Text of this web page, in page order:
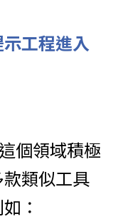
工程進入
個領域積極
類似工具
：